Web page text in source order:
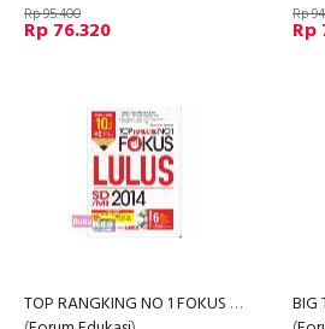
Rp 95.400
Rp 76.320
Rp
Rp
TOP RANGKING NO 1 FOKUS LULUS SD/MI 2014 ED SUPER 10 PAKET